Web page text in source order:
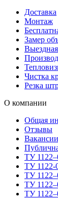
Доставка
Монтаж
Замер
Чистка
Резка
О компании
Общая
Отзывы
Вакансии
ТУ
ТУ 1122-
ТУ
ТУ
ТУ